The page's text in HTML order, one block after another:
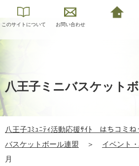
このサイトについて お問い合わせ
八王子ミニバスケット
八王子ｺﾐｭﾆﾃｨ活動応援ｻｲﾄ はちコミね
バスケットボール連盟
＞ イベント
月